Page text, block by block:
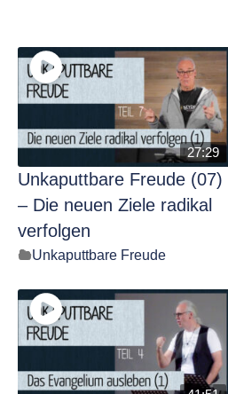
27:29
Unkaputtbare Freude (07)
– Die neuen Ziele radikal
verfolgen
Unkaputtbare Freude